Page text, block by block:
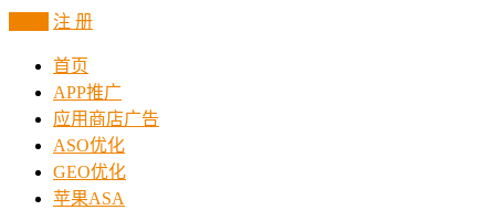
注 册
首页
APP推广
应用商店广告
ASO优化
GEO优化
苹果ASA